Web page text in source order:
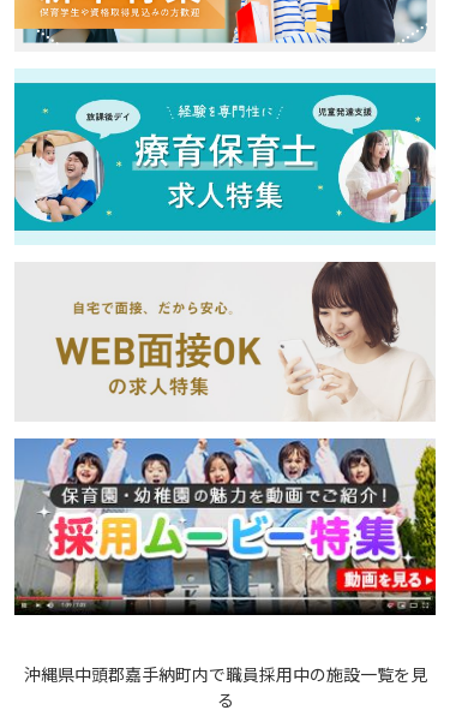
沖縄県中頭郡嘉手納町内で職員採用中の施設一覧を見
る